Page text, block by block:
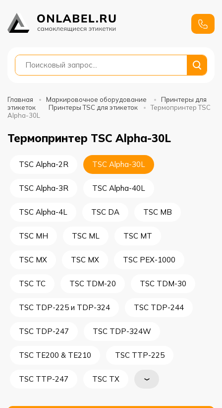
+7
991
Главная Маркировочное оборудование
Принтеры для
этикеток
Принтеры TSC для этикеток
Термопринтер TSC
Alpha-30L
Термопринтер TSC Alpha-30L
TSC Alpha-2R TSC Alpha-30L
TSC Alpha-3R TSC Alpha-40L
TSC Alpha-4L TSC DA TSC MB
TSC MH TSC ML TSC MT
TSC MX TSC MX TSC PEX-1000
TSC TC TSC TDM-20 TSC TDM-30
TSC TDP-225 и TDP-324 TSC TDP-244
TSC TDP-247 TSC TDP-324W
TSC TE200 & TE210 TSC TTP-225
TSC TTP-247 TSC TX